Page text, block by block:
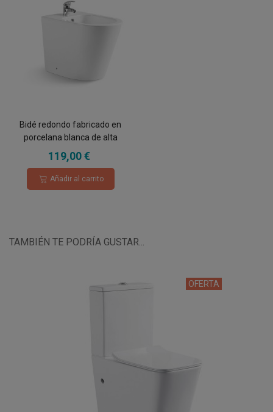
Bidé redondo fabricado en
porcelana blanca de alta
calidad
119,00 €
Añadir al carrito
TAMBIÉN TE PODRÍA GUSTAR...
OFERTA